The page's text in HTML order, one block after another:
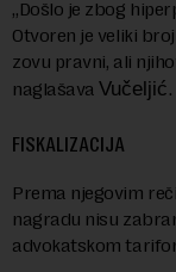
„Došlo je zbog
Otvoren je veliki
zovu pravni, ali
naglašavaVučeljić.
FISKALIZACIJA
Prema njegovim
nagradu nisu
advokatskom